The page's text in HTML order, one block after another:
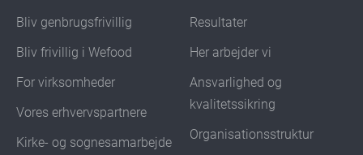
Bliv genbrugsfrivillig
Bliv frivillig i Wefood
For virksomheder
Vores erhvervspartnere
Kirke- og sognesamarbejde
Resultater
Her arbejder vi
Ansvarlighed og
kvalitetssikring
Organisationsstruktur